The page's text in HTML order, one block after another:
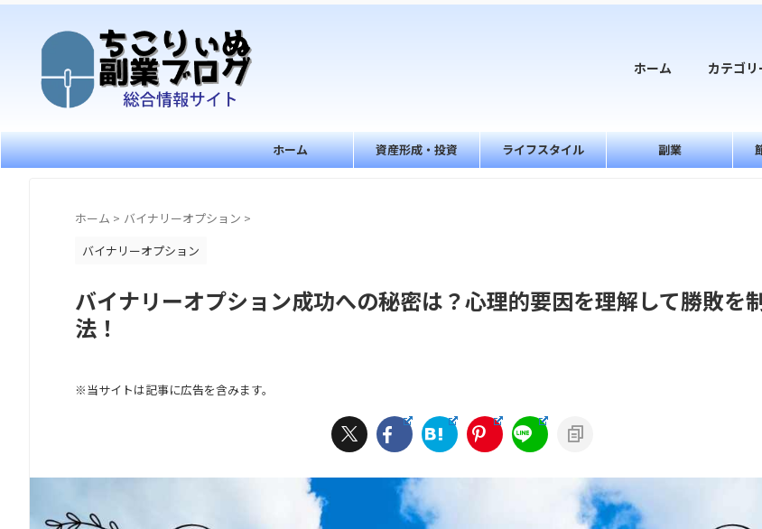
ホーム カテゴリ
ホーム 資産形成・投資 ライフスタイル 副業
ホーム > バイナリーオプション >
バイナリーオプション
バイナリーオプション成功への秘密は？心理的要因を理解して勝敗を
法！
※当サイトは記事に広告を含みます。